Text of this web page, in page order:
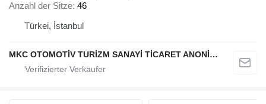
Anzahl der Sitze 46
Türkei, İstanbul
MKC OTOMOTİV TURİZM SANAYİ TİCARET ANONİM ŞİRKETİ